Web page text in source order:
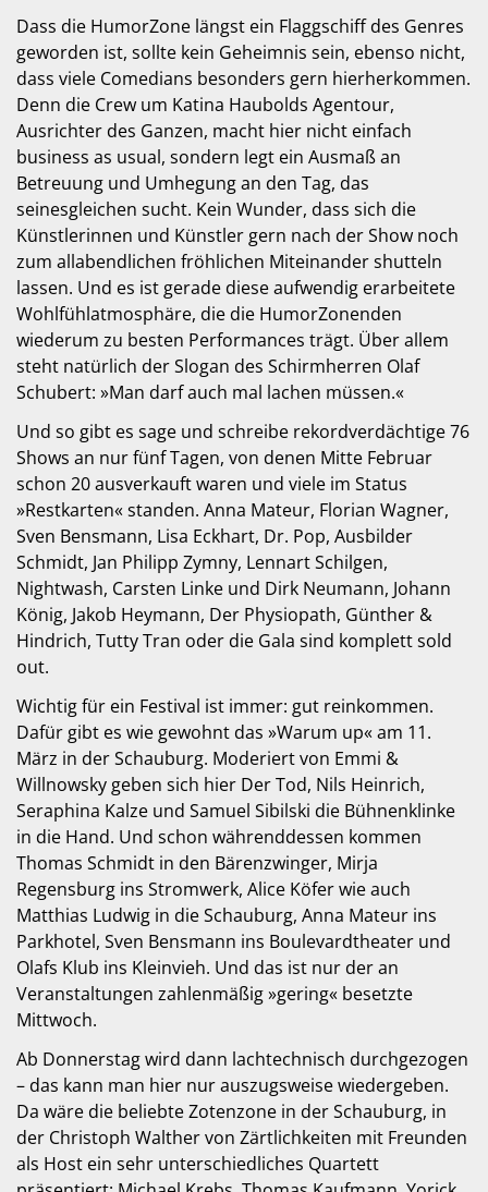
Dass die HumorZone längst ein Flaggschiff des Genres
geworden ist, sollte kein Geheimnis sein, ebenso nicht,
dass viele Comedians besonders gern hierherkommen.
Denn die Crew um Katina Haubolds Agentour,
Ausrichter des Ganzen, macht hier nicht einfach
business as usual, sondern legt ein Ausmaß an
Betreuung und Umhegung an den Tag, das
seinesgleichen sucht. Kein Wunder, dass sich die
Künstlerinnen und Künstler gern nach der Show noch
zum allabendlichen fröhlichen Miteinander shutteln
lassen. Und es ist gerade diese aufwendig erarbeitete
Wohlfühlatmosphäre, die die HumorZonenden
wiederum zu besten Performances trägt. Über allem
steht natürlich der Slogan des Schirmherren Olaf
Schubert: »Man darf auch mal lachen müssen.«
Und so gibt es sage und schreibe rekordverdächtige 76
Shows an nur fünf Tagen, von denen Mitte Februar
schon 20 ausverkauft waren und viele im Status
»Restkarten« standen. Anna Mateur, Florian Wagner,
Sven Bensmann, Lisa Eckhart, Dr. Pop, Ausbilder
Schmidt, Jan Philipp Zymny, Lennart Schilgen,
Nightwash, Carsten Linke und Dirk Neumann, Johann
König, Jakob Heymann, Der Physiopath, Günther &
Hindrich, Tutty Tran oder die Gala sind komplett sold
out.
Wichtig für ein Festival ist immer: gut reinkommen.
Dafür gibt es wie gewohnt das »Warum up« am 11.
März in der Schauburg. Moderiert von Emmi &
Willnowsky geben sich hier Der Tod, Nils Heinrich,
Seraphina Kalze und Samuel Sibilski die Bühnenklinke
in die Hand. Und schon währenddessen kommen
Thomas Schmidt in den Bärenzwinger, Mirja
Regensburg ins Stromwerk, Alice Köfer wie auch
Matthias Ludwig in die Schauburg, Anna Mateur ins
Parkhotel, Sven Bensmann ins Boulevardtheater und
Olafs Klub ins Kleinvieh. Und das ist nur der an
Veranstaltungen zahlenmäßig »gering« besetzte
Mittwoch.
Ab Donnerstag wird dann lachtechnisch durchgezogen
– das kann man hier nur auszugsweise wiedergeben.
Da wäre die beliebte Zotenzone in der Schauburg, in
der Christoph Walther von Zärtlichkeiten mit Freunden
als Host ein sehr unterschiedliches Quartett